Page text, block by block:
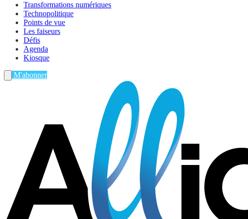
Transformations numériques
Technopolitique
Points de vue
Les faiseurs
Défis
Agenda
Kiosque
M'abonner